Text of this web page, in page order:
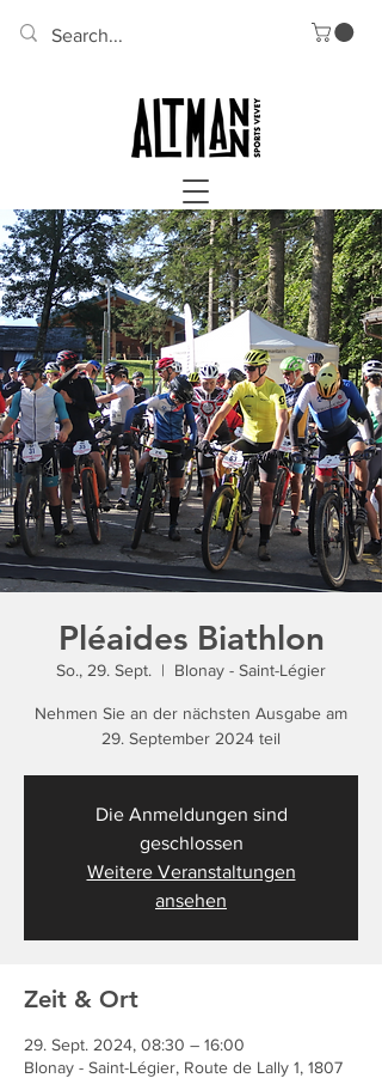
Pléaides Biathlon
So., 29. Sept.
  |
Blonay - Saint-Légier
Nehmen Sie an der nächsten Ausgabe am
29. September 2024 teil
Die Anmeldungen sind
geschlossen
Weitere Veranstaltungen
ansehen
Zeit & Ort
29. Sept. 2024, 08:30 – 16:00
Blonay - Saint-Légier, Route de Lally 1, 1807